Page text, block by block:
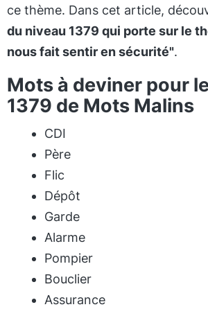
ce thème. Dans cet article,
du niveau 1379 qui porte sur le
nous fait sentir en sécurité".
Mots à deviner pour
1379 de Mots Malins
CDI
Père
Flic
Dépôt
Garde
Alarme
Pompier
Bouclier
Assurance